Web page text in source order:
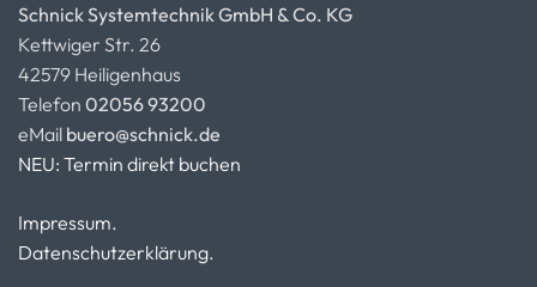
Schnick Systemtechnik GmbH & Co. KG
Kettwiger Str. 26
42579 Heiligenhaus
Telefon 02056 93200
eMail buero@schnick.de
NEU: Termin direkt buchen
Impressum.
Datenschutzerklärung.